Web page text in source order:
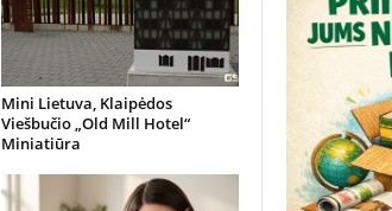
Mini Lietuva, Klaipėdos
Viešbučio „Old Mill Hotel“
Miniatiūra